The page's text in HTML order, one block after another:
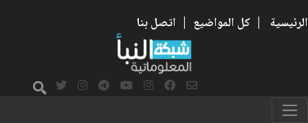
الرئيسية | كل المواضيع | اتصل بنا